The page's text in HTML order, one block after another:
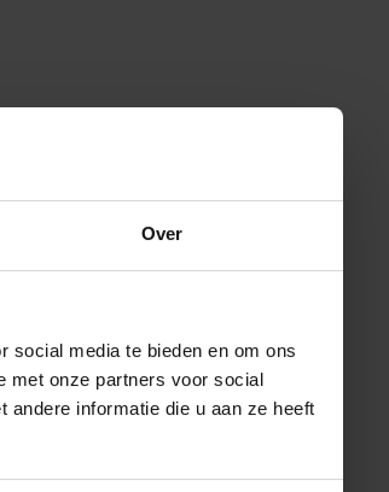
Over
social media te bieden en om ons
met onze partners voor social
andere informatie die u aan ze heeft